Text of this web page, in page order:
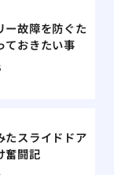
ー故障を防ぐた
ておきたい事
たスライドドア
奮闘記